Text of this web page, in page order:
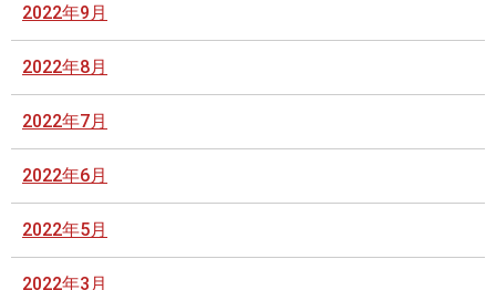
2022年9月
2022年8月
2022年7月
2022年6月
2022年5月
2022年3月